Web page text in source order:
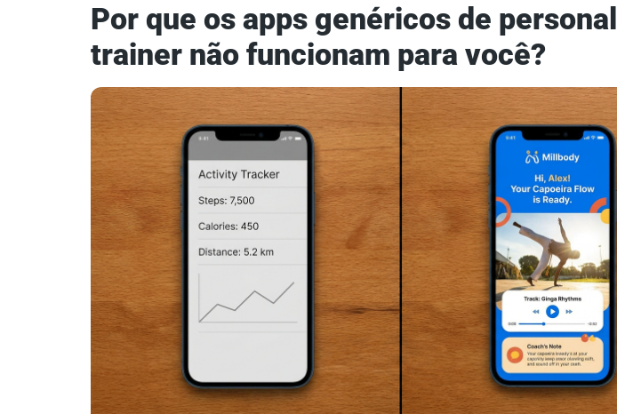
Por que os apps genéricos de personal
trainer não funcionam para você?